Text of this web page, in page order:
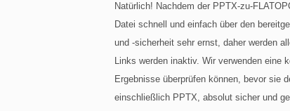
Natürlich! Nachdem der PPTX-zu-
Datei schnell und einfach über den
und -sicherheit sehr ernst, daher werden
Links werden inaktiv. Wir verwenden eine
Ergebnisse überprüfen können, bevor sie
einschließlich PPTX, absolut sicher und